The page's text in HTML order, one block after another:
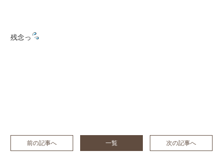
残念っ
前の記事へ 一覧 次の記事へ